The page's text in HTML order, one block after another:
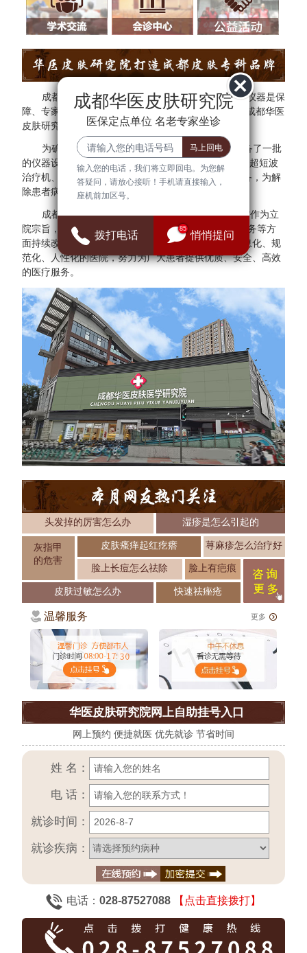
成都华医皮肤研究院秉承"医院环境是基础、设备仪器是保
障、专家团队是核心"的方针。为了更好的服务于民，成都华医
皮肤研究院与多家三甲医院专家建立专家会诊中心。
为确保医疗质量与安全，成都华医皮肤研究院配备了一批
的仪器设备，拥有308准分子光治疗仪、红宝石激光、超短波
治疗机、射频治疗仪、窄谱UVB治疗仪等检查诊断设备，为解
除患者病症提供可靠的保障。
成都华医皮肤研究院始终把"群众满意、患者放心"作为立
院宗旨，并借鉴医院JCI认证标准，在医疗、管理、服务等方
面持续改进，全面建设现代化、科学化、标准化、信息化、规
范化、人性化的医院，努力为广大患者提供优质、安全、高效
的医疗服务。
头发掉的厉害怎么办 湿疹是怎么引起的
灰指甲
的危害
皮肤瘙痒起红疙瘩 荨麻疹怎么治疗好
脸上长痘怎么祛除 脸上有疤痕
皮肤过敏怎么办 快速祛痤疮
温馨服务 更多
华医皮肤研究院网上自助挂号入口
网上预约 便捷就医 优先就诊 节省时间
姓 名：
电 话：
就诊时间：
就诊疾病：
电话： 028-87527088 【点击直接拨打】
成都华医皮肤研究院
医保定点单位 名老专家坐诊
输入您的电话，我们将立即回电。为您解
答疑问，请放心接听！手机请直接输入，
座机前加区号。
拨打电话
85
悄悄提问